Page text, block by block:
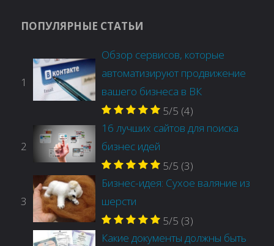
ПОПУЛЯРНЫЕ СТАТЬИ
1
Обзор сервисов, которые
автоматизируют продвижение
вашего бизнеса в ВК
5/5 (4)
2
16 лучших сайтов для поиска
бизнес идей
5/5 (3)
3
Бизнес-идея: Сухое валяние из
шерсти
5/5 (3)
Какие документы должны быть